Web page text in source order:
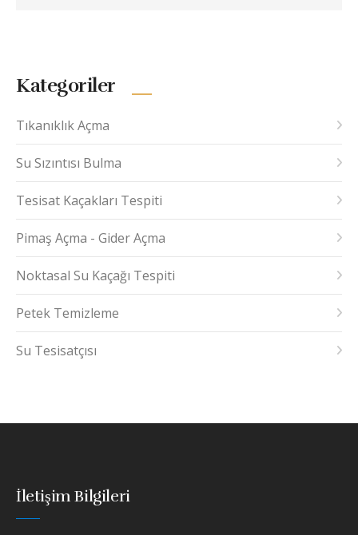
Kategoriler
Tıkanıklık Açma
Su Sızıntısı Bulma
Tesisat Kaçakları Tespiti
Pimaş Açma - Gider Açma
Noktasal Su Kaçağı Tespiti
Petek Temizleme
Su Tesisatçısı
İletişim Bilgileri